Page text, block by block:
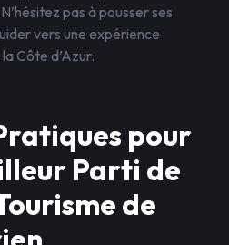
pas à pousser ses
vers une expérience
Côte d’Azur.
pour
Parti de
de